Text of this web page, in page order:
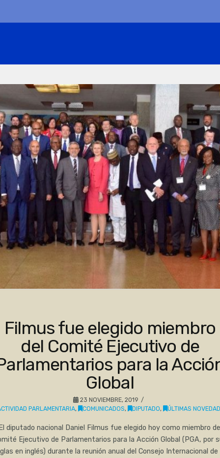
Filmus fue elegido miembro
del Comité Ejecutivo de
para la
Global
23 NOVIEMBRE, 2019
PARLAMENTARIA, COMUNICADOS, DIPUTADO, ÚLTIMAS
diputado nacional Daniel Filmus fue elegido hoy como miembro del
Ejecutivo de Parlamentarios para la Acción Global (PGA, por
en inglés) durante la reunión anual del Consejo Internacional de